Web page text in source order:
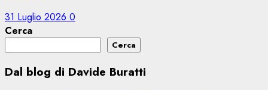
31 Luglio 2026 0
Cerca
Cerca
Dal blog di Davide Buratti